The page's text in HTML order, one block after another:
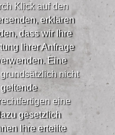
Klick auf den
erklären
dass wir Ihre
Ihrer Anfrage
Eine
nicht
eine
gesetzlich
Ihre erteilte